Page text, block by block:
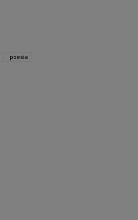
poesia